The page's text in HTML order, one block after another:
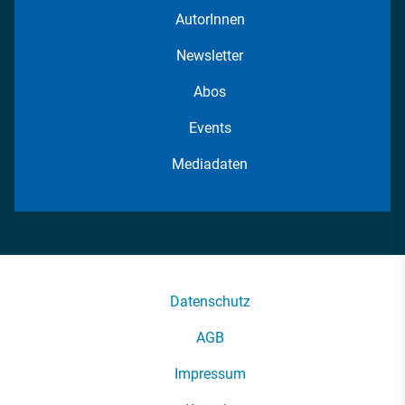
AutorInnen
Newsletter
Abos
Events
Mediadaten
Datenschutz
AGB
Impressum